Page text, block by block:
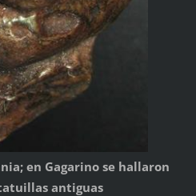
en Gagarino se hallaron
antiguas